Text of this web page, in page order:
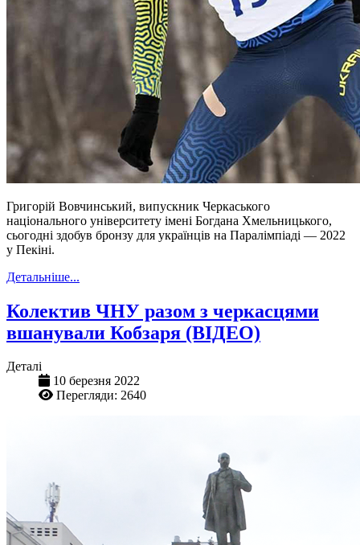
Григорій Вовчинський, випускник Черкаського
національного університету імені Богдана Хмельницького,
сьогодні здобув бронзу для українців на Паралімпіаді — 2022
у Пекіні.
Детальніше...
Колектив ЧНУ разом з черкасцями
вшанували Кобзаря (ВІДЕО)
Деталі
10 березня 2022
Перегляди: 2640